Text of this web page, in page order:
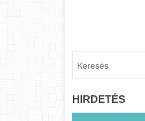
HIRDETÉS